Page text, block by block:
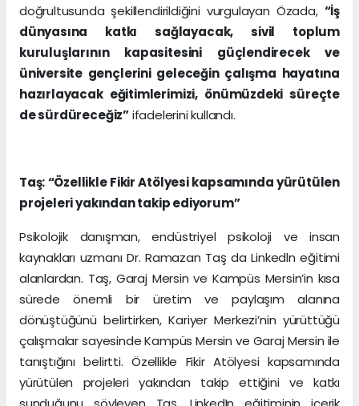
doğrultusunda şekillendirildiğini vurgulayan Özada, “İş
dünyasına katkı sağlayacak, sivil toplum
kuruluşlarının kapasitesini güçlendirecek ve
üniversite gençlerini geleceğin çalışma hayatına
hazırlayacak eğitimlerimizi, önümüzdeki süreçte
de sürdüreceğiz”ifadelerini kullandı.
Taş: “Özellikle Fikir Atölyesi kapsamında yürütülen
projeleri yakından takip ediyorum”
Psikolojik danışman, endüstriyel psikoloji ve insan
kaynakları uzmanı Dr. Ramazan Taş da Linkedln eğitimi
alanlardan. Taş, Garaj Mersin ve Kampüs Mersin’in kısa
sürede önemli bir üretim ve paylaşım alanına
dönüştüğünü belirtirken, Kariyer Merkezi’nin yürüttüğü
çalışmalar sayesinde Kampüs Mersin ve Garaj Mersin ile
tanıştığını belirtti. Özellikle Fikir Atölyesi kapsamında
yürütülen projeleri yakından takip ettiğini ve katkı